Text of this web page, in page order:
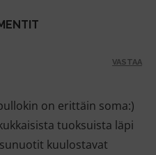
on erittäin soma:)
tuoksuista läpi
kuulostavat
VASTAA